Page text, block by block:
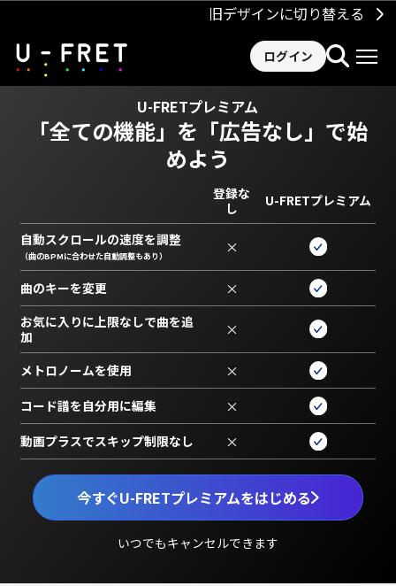
旧デザインに切り替える
ログイン
U-FRETプレミアム
「全ての機能」を 「広告なし」で始
めよう
今すぐU-FRETプレミアムをはじめる
いつでもキャンセルできます
登録な
し
U-FRETプレミアム
自動スクロールの速度を調整
（曲のBPMに合わせた自動調整もあり） ×
曲のキーを変更 ×
お気に入りに上限なしで曲を追
加
×
メトロノームを使用 ×
コード譜を自分用に編集 ×
動画プラスでスキップ制限なし ×